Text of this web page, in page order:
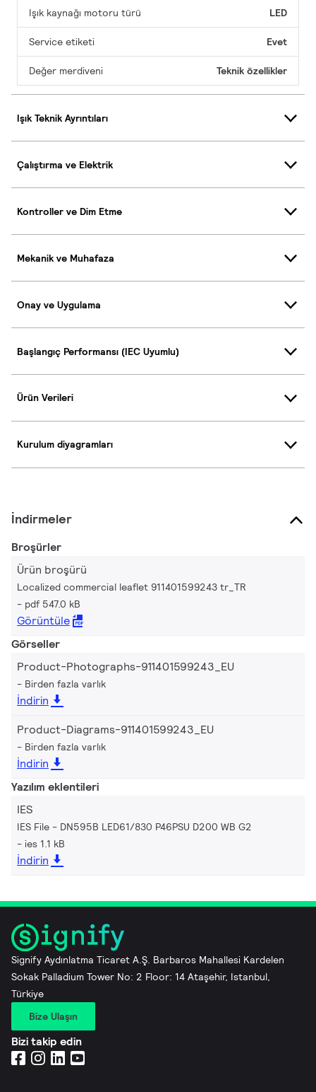
Işık kaynağı motoru türü LED
Service etiketi Evet
Değer merdiveni Teknik özellikler
Işık Teknik Ayrıntıları
Çalıştırma ve Elektrik
Kontroller ve Dim Etme
Mekanik ve Muhafaza
Onay ve Uygulama
Başlangıç Performansı (IEC Uyumlu)
Ürün Verileri
Kurulum diyagramları
İndirmeler
Broşürler
Ürün broşürü
Localized commercial leaflet 911401599243 tr_TR
pdf 547.0 kB
Görüntüle
Görseller
Product-Photographs-911401599243_EU
Birden fazla varlık
İndirin
Product-Diagrams-911401599243_EU
Birden fazla varlık
İndirin
Yazılım eklentileri
IES
IES File - DN595B LED61/830 P46PSU D200 WB G2
ies 1.1 kB
İndirin
Signify Aydınlatma Ticaret A.Ş. Barbaros Mahallesi Kardelen
Sokak Palladium Tower No: 2 Floor: 14 Ataşehir, Istanbul,
Türkiye
Bize Ulaşın
Bizi takip edin